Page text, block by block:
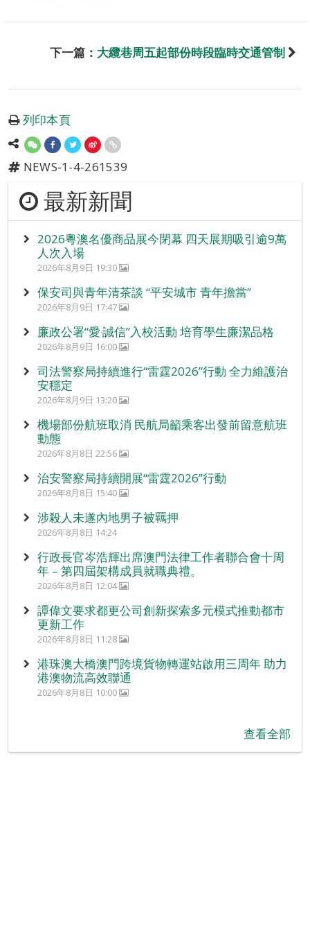
下一篇： 大纜巷周五起部份時段臨時交通管制
列印本頁
NEWS-1-4-261539
最新新聞
2026粵澳名優商品展今閉幕 四天展期吸引逾9萬
人次入場
2026年8月9日 19:30
保安司與青年清茶談 “平安城市 青年擔當”
2026年8月9日 17:47
廉政公署“愛‧誠信”入校活動 培育學生廉潔品格
2026年8月9日 16:00
司法警察局持續進行“雷霆2026”行動 全力維護治
安穩定
2026年8月9日 13:20
機場部份航班取消 民航局籲乘客出發前留意航班
動態
2026年8月8日 22:56
治安警察局持續開展“雷霆2026”行動
2026年8月8日 15:40
涉殺人未遂內地男子被羈押
2026年8月8日 14:24
行政長官岑浩輝出席澳門法律工作者聯合會十周
年 – 第四屆架構成員就職典禮。
2026年8月8日 12:04
譚偉文要求都更公司創新探索多元模式推動都市
更新工作
2026年8月8日 11:28
港珠澳大橋澳門跨境貨物轉運站啟用三周年 助力
港澳物流高效聯通
2026年8月8日 10:00
查看全部